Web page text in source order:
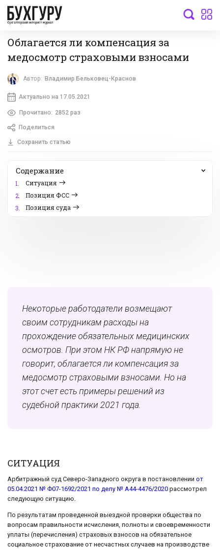
бухгалтерский интернет-журнал
Облагается ли компенсация за
медосмотр страховыми взносами
Автор: Владимир Бельковец-Краснов
Актуально на 17.05.2021
Прочитано: 2852 раз
Поделиться
Сохранить статью
Содержание
1.
Ситуация
2.
Позиция ФСС
3.
Позиция суда
Некоторые работодатели возмещают
своим сотрудникам расходы на
прохождение обязательных медицинских
осмотров. При этом НК РФ напрямую не
говорит, облагается ли компенсация за
медосмотр страховыми взносами. Но на
этот счет есть примеры решений из
судебной практики 2021 года.
СИТУАЦИЯ
Арбитражный суд Северо-Западного округа в постановлении от
05.04.2021 № Ф07-1692/2021 по делу № А44-4476/2020 рассмотрел
следующую ситуацию.
По результатам проведенной выездной проверки общества по
вопросам правильности исчисления, полноты и своевременности
уплаты (перечисления) страховых взносов на обязательное
социальное страхование от несчастных случаев на производстве